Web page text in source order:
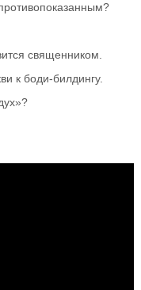
священником.
к боди-билдингу.